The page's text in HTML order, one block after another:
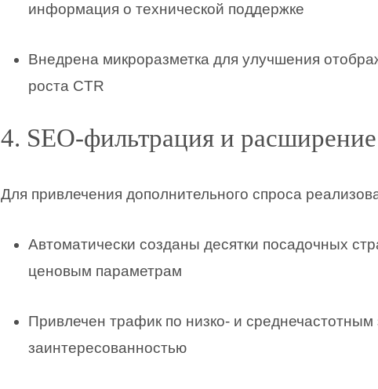
информация о технической поддержке
Внедрена микроразметка для улучшения
роста CTR
4. SEO-фильтрация и расширение
Для привлечения дополнительного спроса
Автоматически созданы десятки посадочных
ценовым параметрам
Привлечен трафик по низко- и
заинтересованностью